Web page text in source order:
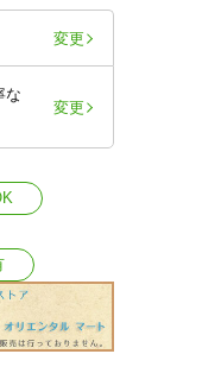
変更
な
変更